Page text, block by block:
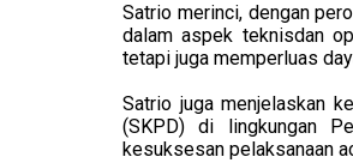
Satrio merinci, dengan
dalam aspek teknisdan
tetapi juga memperluas
Satrio juga menjelaskan
(SKPD) di lingkungan
kesuksesan pelaksanaan